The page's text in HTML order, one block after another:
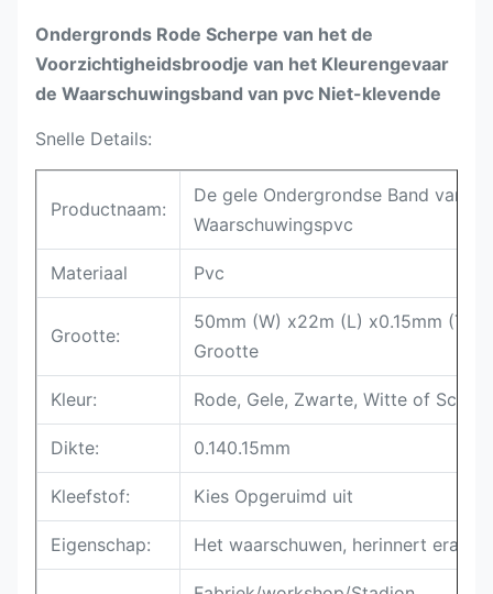
Ondergronds Rode Scherpe van het de
Voorzichtigheidsbroodje van het Kleurengevaar
de Waarschuwingsband van pvc Niet-klevende
Snelle Details:
Productnaam:
De gele Ondergrondse Band van
Waarschuwingspvc
Materiaal Pvc
Grootte:
50mm (W) x22m (L) x0.15mm (T)/
Grootte
Kleur: Rode, Gele, Zwarte, Witte of
Dikte: 0.140.15mm
Kleefstof: Kies Opgeruimd uit
Eigenschap: Het waarschuwen, herinnert eraan